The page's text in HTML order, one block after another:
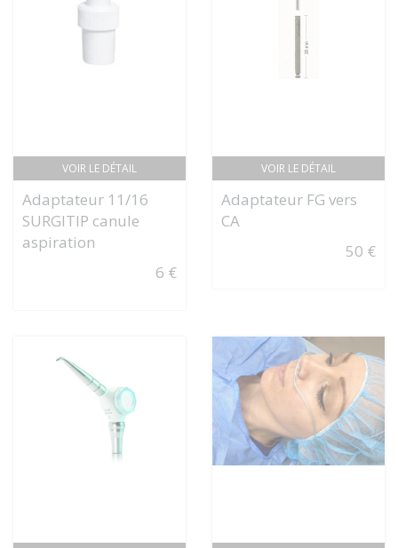
VOIR LE DÉTAIL
Adaptateur 11/16
SURGITIP canule
aspiration
6 €
VOIR LE DÉTAIL
Adaptateur FG vers
CA
50 €